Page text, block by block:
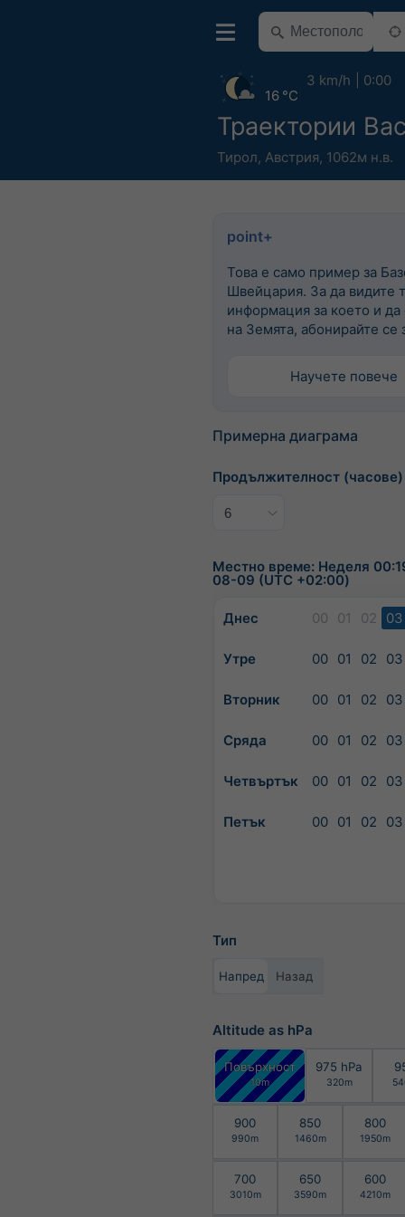
Траектории
Тирол, Австрия, 1062м н.в.
16 °C
3 km/h 0:00
point+
Това е само пример за
Швейцария. За да видите
информация за което и да
на Земята, абонирайте се
Научете повече
Примерна диаграма
Продължителност (часове)
Местно време: Неделя
08-09 (UTC +02:00)
Днес 00 01 02 03
Утре 00 01 02 03
Вторник 00 01 02 03
Сряда 00 01 02 03
Четвъртък 00 01 02 03
Петък 00 01 02 03
Тип
Напред Назад
Altitude as hPa
Повърхност
10m
975 hPa
320m
900
990m
850
1460m
800
1950m
700
3010m
650
3590m
600
4210m